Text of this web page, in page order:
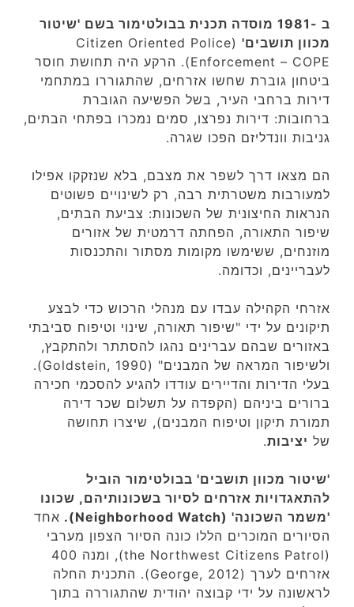
ב -1981 מוסדה תכנית בבולטימור בשם 'שיטור
מכוון תושבים'
(Citizen Oriented Police
Enforcement – COPE). הרקע היה תחושת חוסר
ביטחון גוברת שחשו אזרחים, שהתגוררו במתחמי
דירות ברחבי העיר, בשל הפשיעה הגוברת
ברחובות: דירות נפרצו, סמים נמכרו בפתחי הבתים,
גניבות וונדליזם הפכו שגרה.
הם מצאו דרך לשפר את מצבם, בלא שנזקקו אפילו
למעורבות משטרתית רבה, רק לשינויים פשוטים
הנראות החיצונית של השכונות: צביעת הבתים,
שיפור התאורה, הפחתה דרמטית של אזורים
מוזנחים, ששימשו מקומות מסתור והתכנסות
לעבריינים, וכדומה.
אזרחי הקהילה עבדו עם מנהלי הרכוש כדי לבצע
תיקונים על ידי "שיפור תאורה, שינוי וטיפוח סביבתי
באזורים שבהם עברינים נהגו להסתתר ולהתקבץ,
ולשיפור המראה של המבנים" (Goldstein, 1990).
בעלי הדירות והדיירים עודדו להגיע להסכמי חכירה
ברורים ביניהם (הקפדה על תשלום שכר דירה
תמורת תיקון וטיפוח המבנים), שיצרו תחושה
של יציבות.
'שיטור מכוון תושבים' בבולטימור הוביל
להתאגדויות אזרחים לסיור בשכונותיהם, שכונו
'משמר השכונה' (Neighborhood Watch).
אחד
הסיורים המוכרים הללו כונה הסיור הצפון מערבי
(the Northwest Citizens Patrol), ומנה 400
אזרחים לערך (George, 2012). התכנית החלה
לראשונה על ידי קבוצה יהודית שהתגוררה בתוך